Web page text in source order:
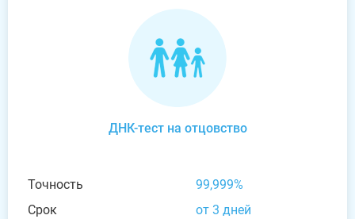
ДНК-тест на отцовство
Точность
99,999%
Срок
от 3 дней